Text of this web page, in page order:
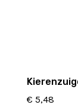
€ 5,48